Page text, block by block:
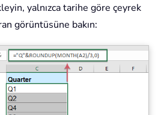
yalnızca tarihe göre çeyrek
görüntüsüne bakın: